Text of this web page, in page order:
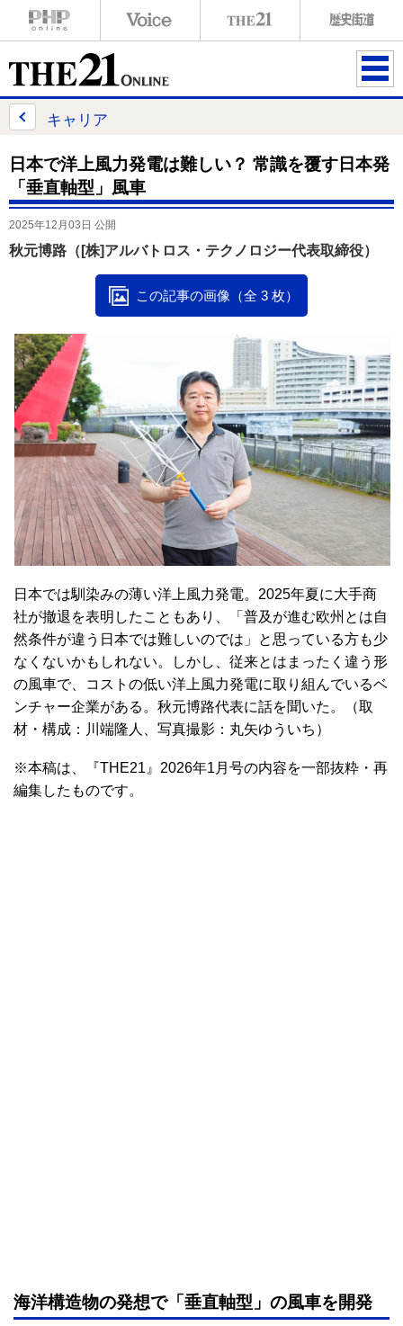
ME
キャリア
日本で洋上風力発電は難しい？ 常識を覆す日本発
「垂直軸型」風車
2025年12月03日 公開
秋元博路（[株]アルバトロス・テクノロジー代表取締役）
この記事の画像（全 3 枚）
日本では馴染みの薄い洋上風力発電。2025年夏に大手商
社が撤退を表明したこともあり、「普及が進む欧州とは自
然条件が違う日本では難しいのでは」と思っている方も少
なくないかもしれない。しかし、従来とはまったく違う形
の風車で、コストの低い洋上風力発電に取り組んでいるベ
ンチャー企業がある。秋元博路代表に話を聞いた。（取
材・構成：川端隆人、写真撮影：丸矢ゆういち）
※本稿は、『THE21』2026年1月号の内容を一部抜粋・再
編集したものです。
海洋構造物の発想で「垂直軸型」の風車を開発